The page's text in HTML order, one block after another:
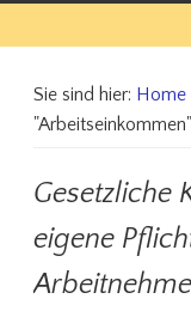
Sie sind hier: Home
"Arbeitseinkommen"
Gesetzliche
eigene